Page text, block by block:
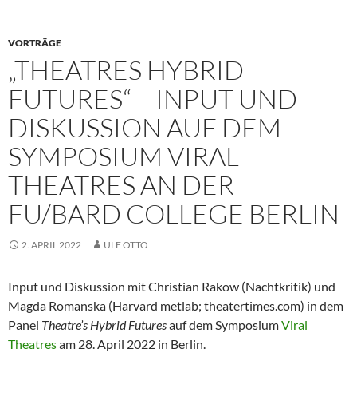
VORTRÄGE
„THEATRES HYBRID
FUTURES“ – INPUT UND
DISKUSSION AUF DEM
SYMPOSIUM VIRAL
THEATRES AN DER
FU/BARD COLLEGE BERLIN
2. APRIL 2022 ULF OTTO
Input und Diskussion mit Christian Rakow (Nachtkritik) und
Magda Romanska (Harvard metlab; theatertimes.com) in dem
Panel Theatre’s Hybrid Futuresauf dem SymposiumViral
Theatresam 28. April 2022 in Berlin.